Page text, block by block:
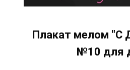
Плакат мелом "С
№10 для